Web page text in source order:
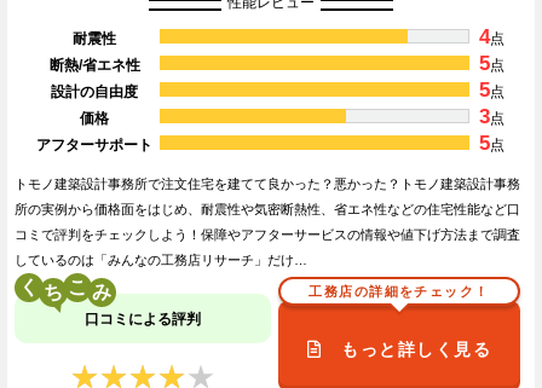
耐震性 4点
断熱/省エネ性
5点
設計の自由度
5点
価格
3点
アフターサポート
5点
トモノ建築設計事務所で注文住宅を建てて良かった？悪かった？トモノ建築設計事務
所の実例から価格面をはじめ、耐震性や気密断熱性、省エネ性などの住宅性能など口
コミで評判をチェックしよう！保障やアフターサービスの情報や値下げ方法まで調査
しているのは「みんなの工務店リサーチ」だけ…
く こ
口コミによる評判
★★★★★
★★★★★
工務店の詳細をチェック！
もっと詳しく見る